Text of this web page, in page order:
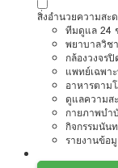
สิ่งอำนวยความสะ
ทีมดูแล 24
พยาบาลวิช
กล้องวงจรปิ
แพทย์เฉพา
อาหารตาม
ดูแลความส
กายภาพบำ
กิจกรรมนัน
รายงานข้อ